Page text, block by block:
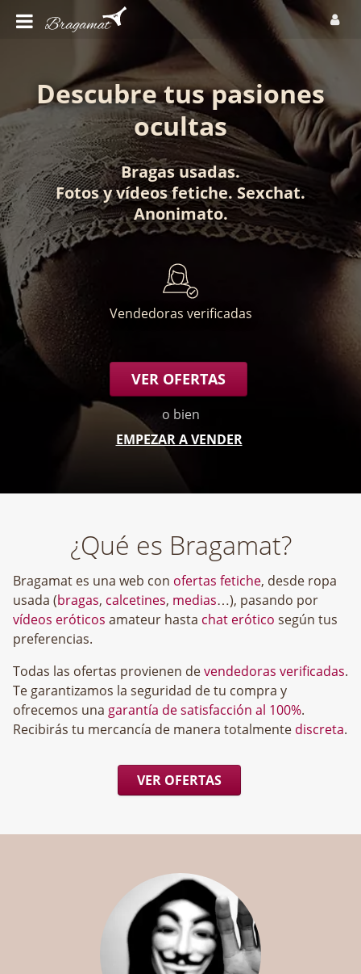
Descubre tus pasiones
ocultas
Bragas usadas.
Fotosyvídeos fetiche. Sexchat.
Anonimato.
Vendedoras verificadas
VER OFERTAS
o bien
EMPEZAR A VENDER
¿Qué es Bragamat?
Bragamat es una web con ofertas fetiche, desde ropa
usada (bragas, calcetines, medias…), pasando por
vídeos eróticos amateur hasta chat erótico según tus
preferencias.
Todas las ofertas provienen devendedoras verificadas.
Te garantizamos la seguridad de tu compra y
ofrecemos una garantía de satisfacción al 100%.
Recibirás tu mercancía de manera totalmente discreta.
VER OFERTAS